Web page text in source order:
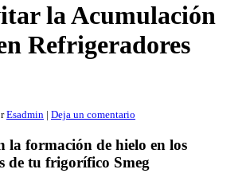
la Acumulación
Refrigeradores
Esadmin | Deja un comentario
la formación de hielo en los
de tu frigorífico Smeg